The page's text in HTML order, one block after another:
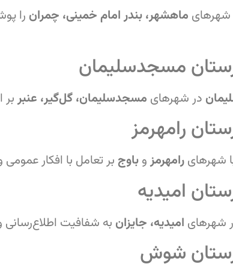
شهرهای ماهشهر، بندر امام خمینی، چمران را
مسجدسلیمان
در شهرهای مسجدسلیمان، گل‌گیر، عنبربر
رامهرمز
شهرهایرامهرمزوباوج بر تعامل با افکار
امیدیه
شهرهای امیدیه، جایزان به شفافیت
شوش